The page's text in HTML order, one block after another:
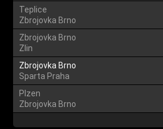
Teplice
Zbrojovka Brno
Zbrojovka Brno
Zlin
Zbrojovka Brno
Sparta Praha
Plzen
Zbrojovka Brno